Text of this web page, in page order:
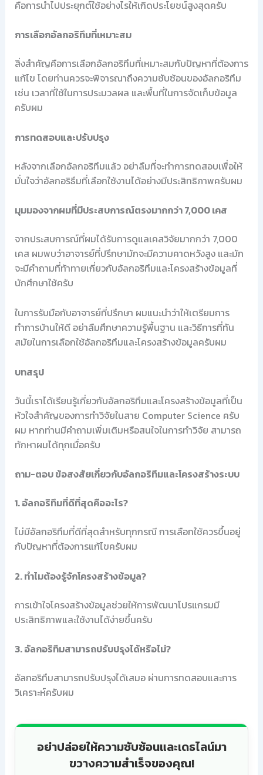
คือการนำไปประยุกต์ใช้อย่างไรให้เกิดประโยชน์สูงสุดครับ
การเลือกอัลกอริทึมที่เหมาะสม
สิ่งสำคัญคือการเลือกอัลกอริทึมที่เหมาะสมกับปัญหาที่ต้องการ
แก้ไข โดยท่านควรจะพิจารณาถึงความซับซ้อนของอัลกอริทึม
เช่น เวลาที่ใช้ในการประมวลผล และพื้นที่ในการจัดเก็บข้อมูล
ครับผม
การทดสอบและปรับปรุง
หลังจากเลือกอัลกอริทึมแล้ว อย่าลืมที่จะทำการทดสอบเพื่อให้
มั่นใจว่าอัลกอริธึมที่เลือกใช้งานได้อย่างมีประสิทธิภาพครับผม
มุมมองจากผมที่มีประสบการณ์ตรงมากกว่า 7,000 เคส
จากประสบการณ์ที่ผมได้รับการดูแลเคสวิจัยมากกว่า 7,000
เคส ผมพบว่าอาจารย์ที่ปรึกษามักจะมีความคาดหวังสูง และมัก
จะมีคำถามที่ท้าทายเกี่ยวกับอัลกอริทึมและโครงสร้างข้อมูลที่
นักศึกษาใช้ครับ
ในการรับมือกับอาจารย์ที่ปรึกษา ผมแนะนำว่าให้เตรียมการ
ทำการบ้านให้ดี อย่าลืมศึกษาความรู้พื้นฐาน และวิธีการที่ทัน
สมัยในการเลือกใช้อัลกอริทึมและโครงสร้างข้อมูลครับผม
บทสรุป
วันนี้เราได้เรียนรู้เกี่ยวกับอัลกอริทึมและโครงสร้างข้อมูลที่เป็น
หัวใจสำคัญของการทำวิจัยในสาย Computer Science ครับ
ผม หากท่านมีคำถามเพิ่มเติมหรือสนใจในการทำวิจัย สามารถ
ทักหาผมได้ทุกเมื่อครับ
ถาม-ตอบ ข้อสงสัยเกี่ยวกับอัลกอริทึมและโครงสร้างระบบ
1. อัลกอริทึมที่ดีที่สุดคืออะไร?
ไม่มีอัลกอริทึมที่ดีที่สุดสำหรับทุกกรณี การเลือกใช้ควรขึ้นอยู่
กับปัญหาที่ต้องการแก้ไขครับผม
2. ทำไมต้องรู้จักโครงสร้างข้อมูล?
การเข้าใจโครงสร้างข้อมูลช่วยให้การพัฒนาโปรแกรมมี
ประสิทธิภาพและใช้งานได้ง่ายขึ้นครับ
3. อัลกอริทึมสามารถปรับปรุงได้หรือไม่?
อัลกอริทึมสามารถปรับปรุงได้เสมอ ผ่านการทดสอบและการ
วิเคราะห์ครับผม
อย่าปล่อยให้ความซับซ้อนและเดธไลน์มา
ขวางความสำเร็จของคุณ!